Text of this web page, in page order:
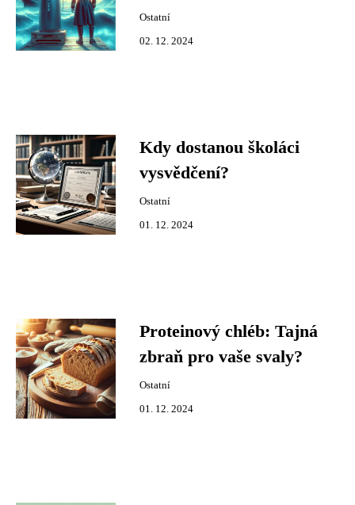
Ostatní
02. 12. 2024
Kdy dostanou školáci
vysvědčení?
Ostatní
01. 12. 2024
Proteinový chléb: Tajná
zbraň pro vaše svaly?
Ostatní
01. 12. 2024